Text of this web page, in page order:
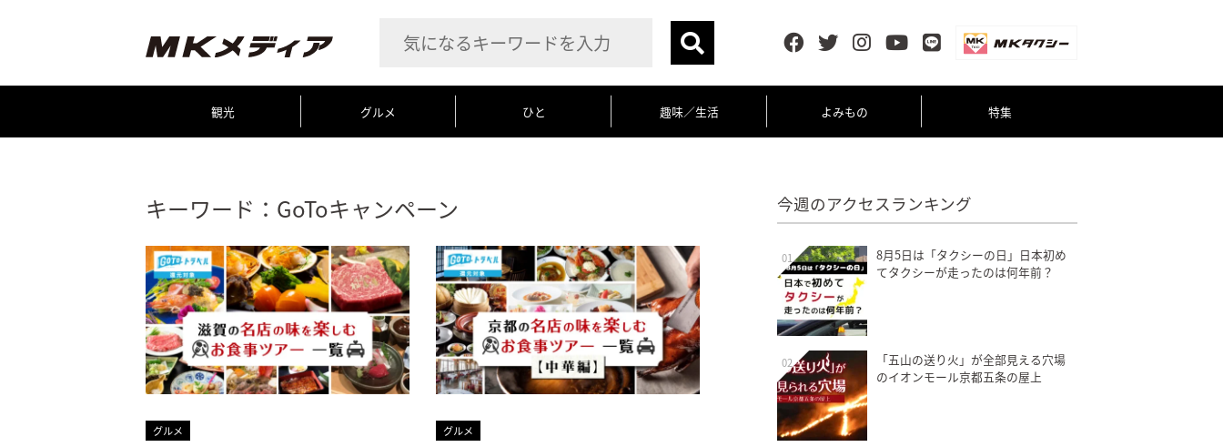
観光 グルメ ひと 趣味／生活 よみもの 特集
キーワード：GoToキャンペーン
グルメ グルメ
今週のアクセスランキング
01
8月5日は「タクシーの日」日本初め
てタクシーが走ったのは何年前？
02
「五山の送り火」が全部見える穴場
のイオンモール京都五条の屋上